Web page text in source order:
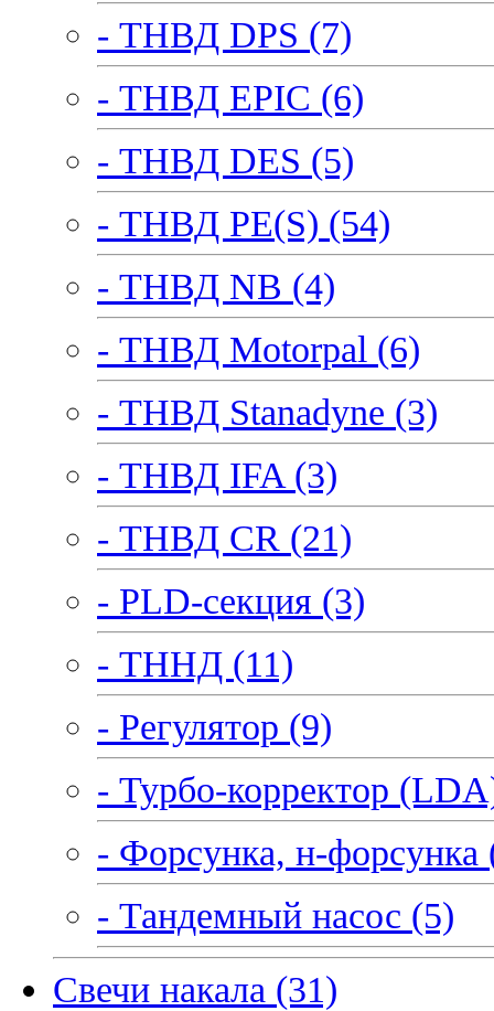
- ТНВД DPS (7)
- ТНВД EPIC (6)
- ТНВД DES (5)
- ТНВД PE(S) (54)
- ТНВД NB (4)
- ТНВД Motorpal (6)
- ТНВД Stanadyne (3)
- ТНВД IFA (3)
- ТНВД CR (21)
- PLD-секция (3)
- ТННД (11)
- Регулятор (9)
- Турбо-корректор
- Форсунка, н-форсунка
- Тандемный насос (5)
Свечи накала (31)